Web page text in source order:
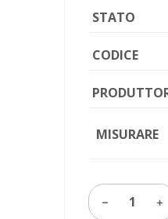
STATO
CODICE
MISURARE
1